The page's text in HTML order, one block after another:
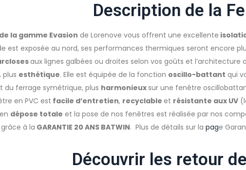
Description de la
la gamme Evasion de Lorenove vous offrent une excellente
est exposée au nord, ses performances thermiques seront encore
aux lignes galbées ou droites selon vos goûts et
esthétique. Elle est équipée de la fonction oscillo-battant qui
du ferrage symétrique, plus harmonieuxsur une fenêtre
en PVC est facile d’entretien, recyclable et résistante aux UV
dépose totale et la pose de nos fenêtres est réalisée par nos
à la GARANTIE 20 ANS BATWIN. Plus de détails sur la page
Découvrir les retour